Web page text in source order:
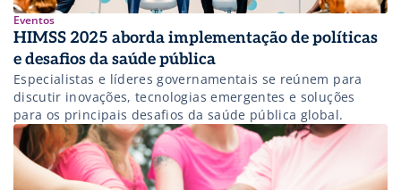
Eventos
HIMSS 2025 aborda implementação de políticas
e desafios da saúde pública
Especialistas e líderes governamentais se reúnem para
discutir inovações, tecnologias emergentes e soluções
para os principais desafios da saúde pública global.